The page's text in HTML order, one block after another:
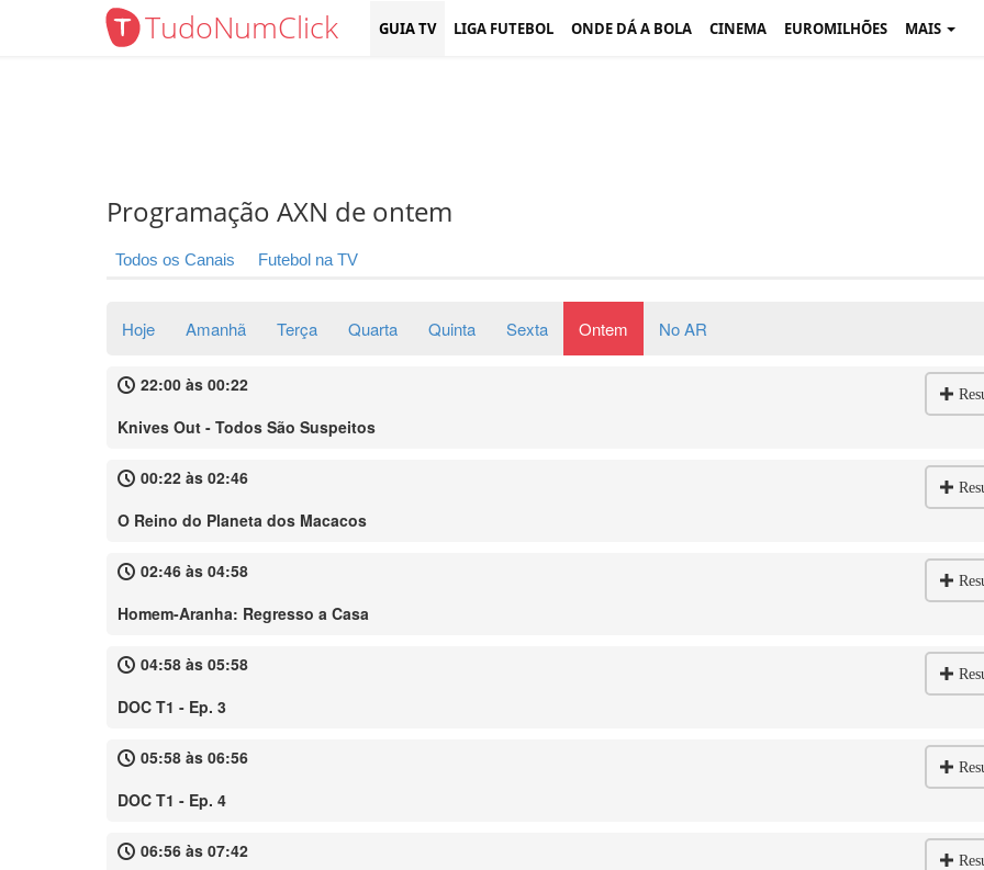
TudoNumClick GUIA TV LIGA FUTEBOL ONDE DÁ A BOLA CINEMA EUROMILHÕES MAIS
Programação AXN de ontem
Todos os Canais Futebol na TV
Hoje Amanhã Terça Quarta Quinta Sexta Ontem No AR
22:00 às 00:22
Knives Out - Todos São Suspeitos
00:22 às 02:46
O Reino do Planeta dos Macacos
02:46 às 04:58
Homem-Aranha: Regresso a Casa
04:58 às 05:58
DOC T1 - Ep. 3
05:58 às 06:56
DOC T1 - Ep. 4
06:56 às 07:42